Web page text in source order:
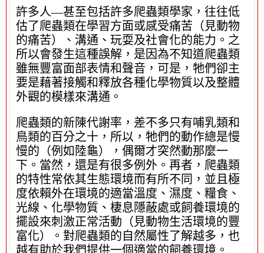
許多人—甚至包括許多爬蟲類學家，往往低
估了爬蟲類在學習方面或感受痛苦（見動物
的痛苦）、溝通、玩耍及社會化的能力。之
所以會發生這種誤解，是因為不知道爬蟲類
雖無豐富面部表情和聲音，可是，牠們卻主
要是藉著接觸和釋放各種化學物質以及整體
外觀的模樣來溝通。
爬蟲類的新陳代謝率，差不多只有哺乳類和
鳥類的百分之十，所以，牠們的動作總是慢
慢的（例如陸龜），偶爾才突然動那麼一
下。當然，還是有很多例外。再者，爬蟲類
的特性常依其生態環境而有所不同，並且極
度依賴外在環境的適當溫度、濕度、糧食、
光線、化學物質、棲息隱蔽處或飼養環境的
擺設來刺激正常活動（見動物生活環境的豐
富化）。對爬蟲類的自然屬性了解越多，也
越有助於我們提供一個適當的飼養環境。